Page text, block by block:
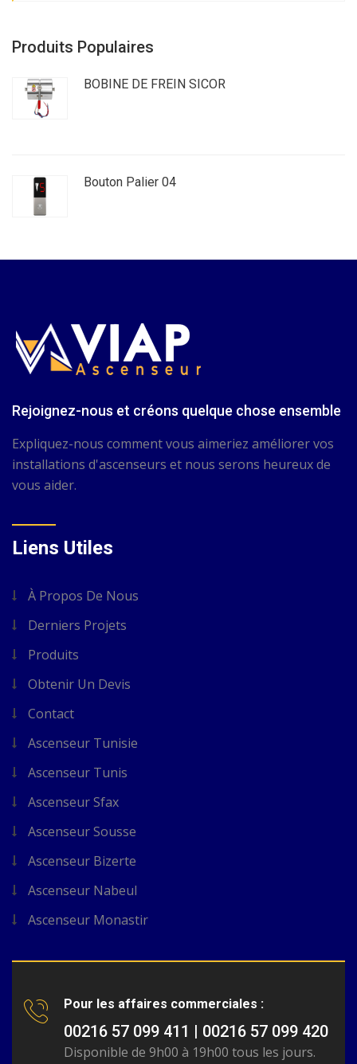
Produits Populaires
BOBINE DE FREIN SICOR
Bouton Palier 04
Rejoignez-nous et créons quelque chose ensemble
Expliquez-nous comment vous aimeriez améliorer vos
installations d'ascenseurs et nous serons heureux de
vous aider.
Liens Utiles
À Propos De Nous
Derniers Projets
Produits
Obtenir Un Devis
Contact
Ascenseur Tunisie
Ascenseur Tunis
Ascenseur Sfax
Ascenseur Sousse
Ascenseur Bizerte
Ascenseur Nabeul
Ascenseur Monastir
Pour les affaires commerciales :
00216 57 099 411 | 00216 57 099 420
Disponible de 9h00 à 19h00 tous les jours.